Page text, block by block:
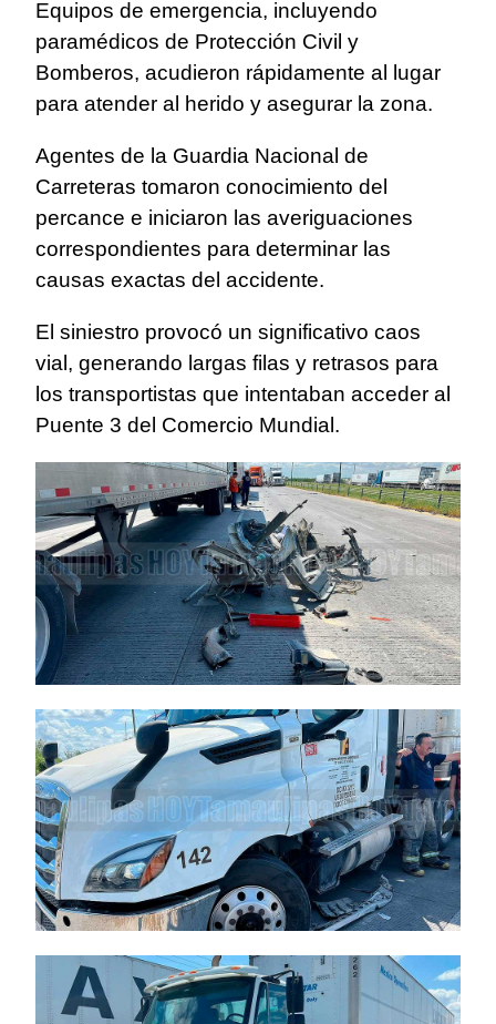
Equipos de emergencia, incluyendo
paramédicos de Protección Civil y
Bomberos, acudieron rápidamente al lugar
para atender al herido y asegurar la zona.
Agentes de la Guardia Nacional de
Carreteras tomaron conocimiento del
percance e iniciaron las averiguaciones
correspondientes para determinar las
causas exactas del accidente.
El siniestro provocó un significativo caos
vial, generando largas filas y retrasos para
los transportistas que intentaban acceder al
Puente 3 del Comercio Mundial.